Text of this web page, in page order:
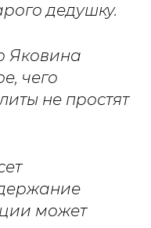
дедушку.
Яковина
чего
не простят
может